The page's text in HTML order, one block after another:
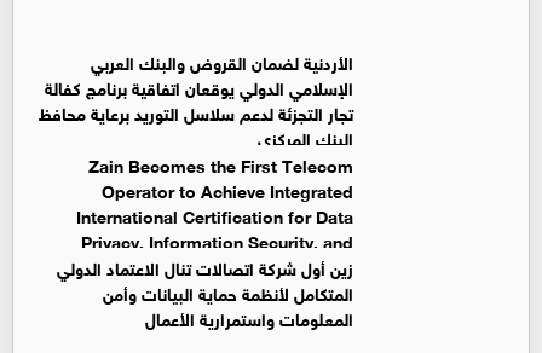
الأردنية لضمان القروض والبنك العربي
الإسلامي الدولي يوقعان اتفاقية برنامج كفالة
تجار التجزئة لدعم سلاسل التوريد برعاية محافظ
البنك المركزي
Zain Becomes the First Telecom
Operator to Achieve Integrated
International Certification for Data
Privacy, Information Security, and
Business Continuity Management Systems
زين أول شركة اتصالات تنال الاعتماد الدولي
المتكامل لأنظمة حماية البيانات وأمن
المعلومات واستمرارية الأعمال